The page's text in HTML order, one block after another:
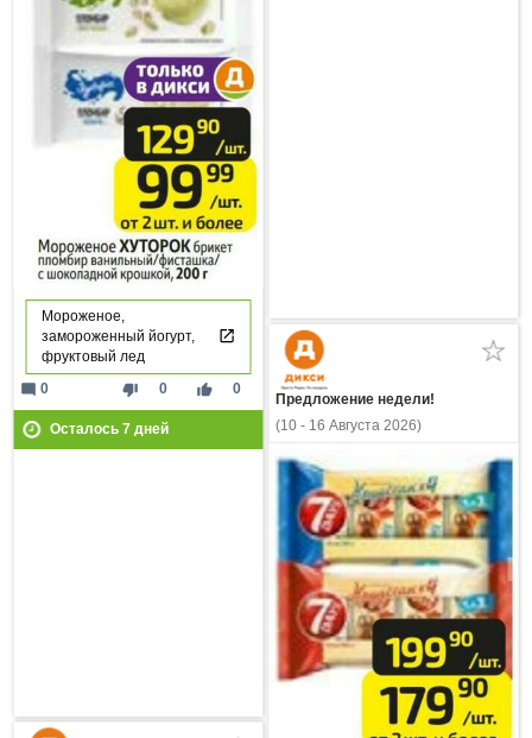
Мороженое,
замороженный йогурт,
фруктовый лед
thumb_down 0 thumb_up 0
mode_comment 0
Осталось 7дней
Предложение недели!
(10 - 16 Августа 2026)